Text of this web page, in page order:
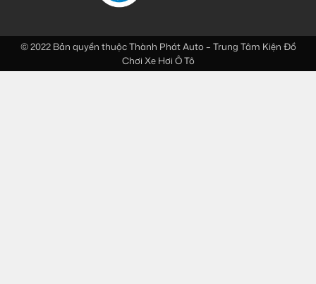
© 2022 Bản quyền thuộcThành Phát Auto – Trung Tâm Kiện Đồ
Chơi Xe Hơi Ô Tô